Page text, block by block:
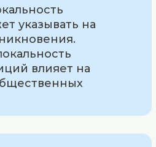
указывать на
влияет на